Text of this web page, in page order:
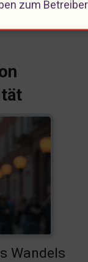
Wandels
zum Betreiber